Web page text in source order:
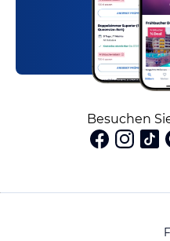
Besuchen